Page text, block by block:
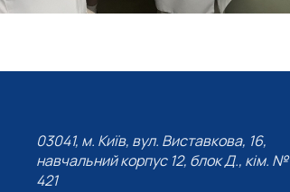
03041, м. Київ, вул. Виставкова, 16,
навчальний корпус 12, блок Д., кім. №
421